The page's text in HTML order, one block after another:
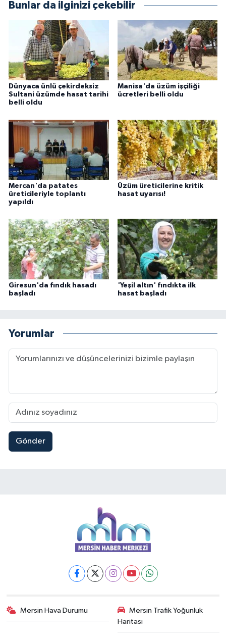
Bunlar da ilginizi çekebilir
Dünyaca ünlü çekirdeksiz
Sultani üzümde hasat tarihi
belli oldu
Manisa'da üzüm işçiliği
ücretleri belli oldu
Mercan'da patates
üreticileriyle toplantı
yapıldı
Üzüm üreticilerine kritik
hasat uyarısı!
Giresun'da fındık hasadı
başladı
'Yeşil altın' fındıkta ilk
hasat başladı
Yorumlar
Gönder
Mersin Hava Durumu
Mersin Trafik Yoğunluk
Haritası